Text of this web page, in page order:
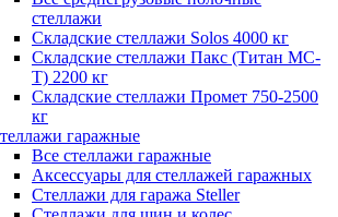
стеллажи
Складские стеллажи Solos 4000 кг
Складские стеллажи Пакс (Титан МС-
Т) 2200 кг
Складские стеллажи Промет 750-2500
кг
гаражные
Все стеллажи гаражные
Аксессуары для стеллажей гаражных
Стеллажи для гаража Steller